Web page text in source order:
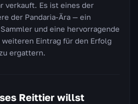
verkauft. Es ist eines der
der Pandaria-Ära — ein
und eine hervorragende
Eintrag für den Erfolg
ergattern.
Reittier willst